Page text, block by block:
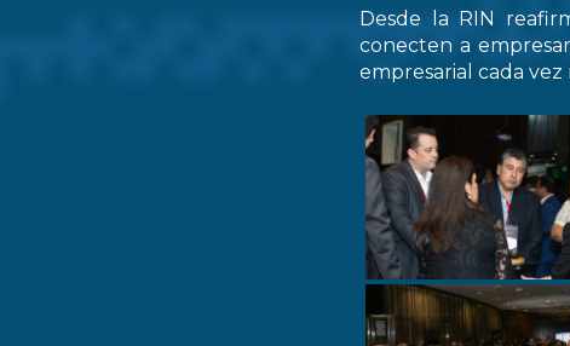
Desde la RIN
conecten a
empresarial cada